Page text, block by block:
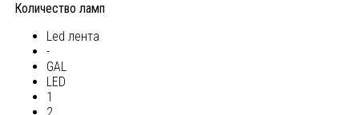
Количество ламп
Led лента
-
GAL
LED
1